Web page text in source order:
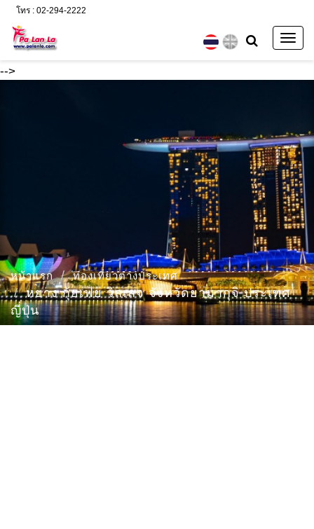
-->
โทร : 02-294-2222
หน้าแรก ท่องเที่ยวต่างประเทศ
หยาง กุ้ยเฟย วิลเลจ จังหวัดยามากุจิ ประเทศ
ญี่ปุ่น